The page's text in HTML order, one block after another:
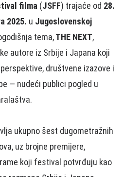
filma (JSFF) trajaće od 28.
2025. u Jugoslovenskoj
tema,THE NEXT,
autore iz Srbije i Japana koji
društvene izazove i
— nudeći publici pogled u
ukupno šest dugometražnih
uz brojne premijere,
koji festival potvrđuju kao